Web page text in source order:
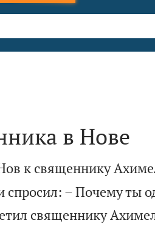
в Нове
к священнику
спросил: – Почему ты
священнику